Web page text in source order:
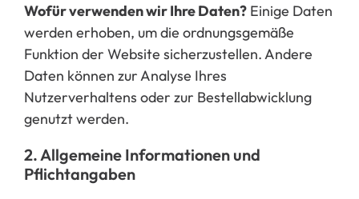
Wofür verwenden wir Ihre Daten? Einige Daten
werden erhoben, um die ordnungsgemäße
Funktion der Website sicherzustellen. Andere
Daten können zur Analyse Ihres
Nutzerverhaltens oder zur Bestellabwicklung
genutzt werden.
2. Allgemeine Informationen und
Pflichtangaben